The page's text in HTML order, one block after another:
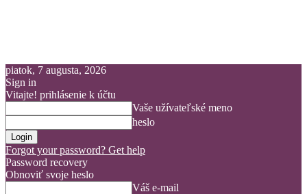
piatok, 7 augusta, 2026
Sign in
Vitajte! prihlásenie k účtu
Vaše užívateľské meno
heslo
Forgot your password? Get help
Password recovery
Obnoviť svoje heslo
Váš e-mail